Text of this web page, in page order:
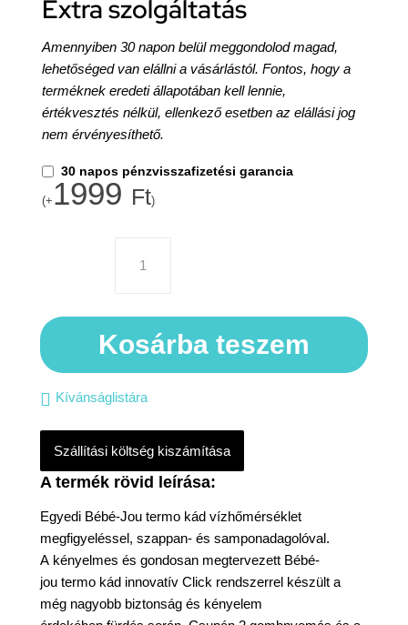
Egyedi Bébé-Jou termo kád vízhőmérséklet
megfigyeléssel, szappan- és samponadagolóval.
A kényelmes és gondosan megtervezett Bébé-
jou termo kád innovatív Click rendszerrel készült a
még nagyobb biztonság és kényelem
Extra szolgáltatás
Amennyiben 30 napon belül meggondolod magad,
lehetőséged van elállni a vásárlástól. Fontos, hogy a
terméknek eredeti állapotában kell lennie,
értékvesztés nélkül, ellenkező esetben az elállási jog
nem érvényesíthető.
30 napos pénzvisszafizetési garancia
(+ 1999 Ft)
Kosárba teszem
Kívánságlistára
Szállítási költség kiszámítása